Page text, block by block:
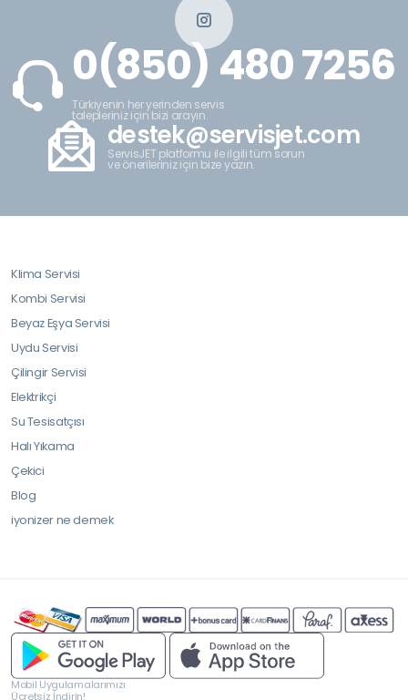
0(850) 480 7256
Türkiyenin her yerinden servis
talepleriniz için bizi arayın.
destek@servisjet.com
ServisJET platformu ile ilgili tüm sorun
ve önerileriniz için bize yazın.
Klima Servisi
Kombi Servisi
Beyaz Eşya Servisi
Uydu Servisi
Çilingir Servisi
Elektrikçi
Su Tesisatçısı
Halı Yıkama
Çekici
Blog
iyonizer ne demek
Mobil Uygulamalarımızı
Ücretsiz İndirin!